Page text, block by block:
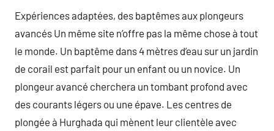
Expériences adaptées, des baptêmes aux plongeurs
avancés Un même site n’offre pas la même chose à tout
le monde. Un baptême dans 4 mètres d’eau sur un jardin
de corail est parfait pour un enfant ou un novice. Un
plongeur avancé cherchera un tombant profond avec
des courants légers ou une épave. Les centres de
plongée à Hurghada qui mènent leur clientèle avec